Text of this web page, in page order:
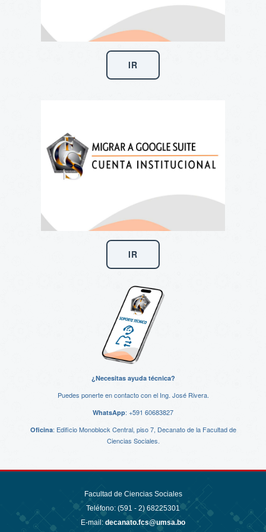
IR
IR
¿Necesitas ayuda técnica?
Puedes ponerte en contacto con el Ing. José Rivera.
WhatsApp: +591 60683827
Oficina: Edificio Monoblock Central, piso 7, Decanato de la Facultad de
Ciencias Sociales.
Facultad de Ciencias Sociales
Teléfono: (591 - 2) 68225301
E-mail: decanato.fcs@umsa.bo